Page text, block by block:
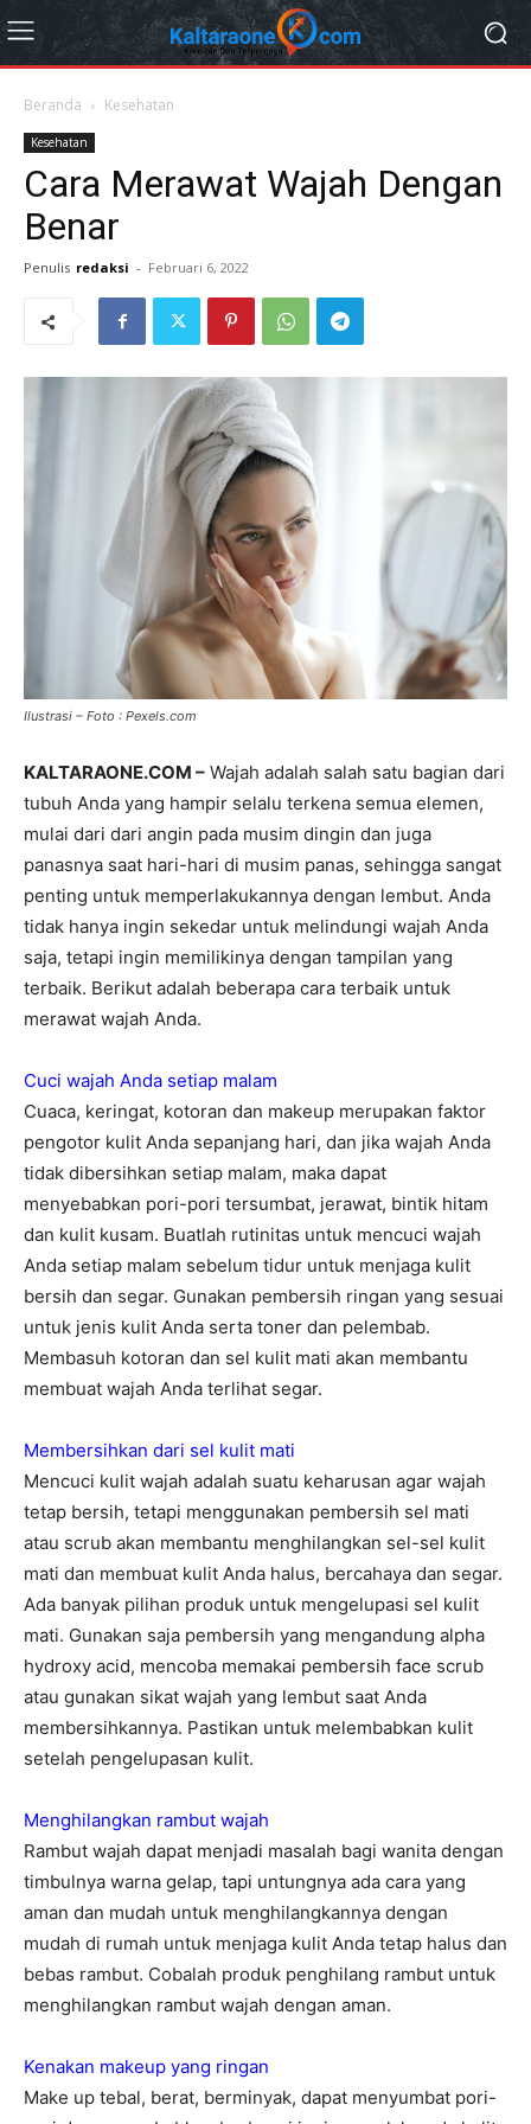
Beranda Kesehatan
Kesehatan
Cara Merawat Wajah Dengan
Benar
Penulis redaksi - Februari 6, 2022
Ilustrasi – Foto : Pexels.com
KALTARAONE.COM – Wajah adalah salah satu bagian dari
tubuh Anda yang hampir selalu terkena semua elemen,
mulai dari dari angin pada musim dingin dan juga
panasnya saat hari-hari di musim panas, sehingga sangat
penting untuk memperlakukannya dengan lembut. Anda
tidak hanya ingin sekedar untuk melindungi wajah Anda
saja, tetapi ingin memilikinya dengan tampilan yang
terbaik. Berikut adalah beberapa cara terbaik untuk
merawat wajah Anda.
Cuci wajah Anda setiap malam
Cuaca, keringat, kotoran dan makeup merupakan faktor
pengotor kulit Anda sepanjang hari, dan jika wajah Anda
tidak dibersihkan setiap malam, maka dapat
menyebabkan pori-pori tersumbat, jerawat, bintik hitam
dan kulit kusam. Buatlah rutinitas untuk mencuci wajah
Anda setiap malam sebelum tidur untuk menjaga kulit
bersih dan segar. Gunakan pembersih ringan yang sesuai
untuk jenis kulit Anda serta toner dan pelembab.
Membasuh kotoran dan sel kulit mati akan membantu
membuat wajah Anda terlihat segar.
Membersihkan dari sel kulit mati
Mencuci kulit wajah adalah suatu keharusan agar wajah
tetap bersih, tetapi menggunakan pembersih sel mati
atau scrub akan membantu menghilangkan sel-sel kulit
mati dan membuat kulit Anda halus, bercahaya dan segar.
Ada banyak pilihan produk untuk mengelupasi sel kulit
mati. Gunakan saja pembersih yang mengandung alpha
hydroxy acid, mencoba memakai pembersih face scrub
atau gunakan sikat wajah yang lembut saat Anda
membersihkannya. Pastikan untuk melembabkan kulit
setelah pengelupasan kulit.
Menghilangkan rambut wajah
Rambut wajah dapat menjadi masalah bagi wanita dengan
timbulnya warna gelap, tapi untungnya ada cara yang
aman dan mudah untuk menghilangkannya dengan
mudah di rumah untuk menjaga kulit Anda tetap halus dan
bebas rambut. Cobalah produk penghilang rambut untuk
menghilangkan rambut wajah dengan aman.
Kenakan makeup yang ringan
Make up tebal, berat, berminyak, dapat menyumbat pori-